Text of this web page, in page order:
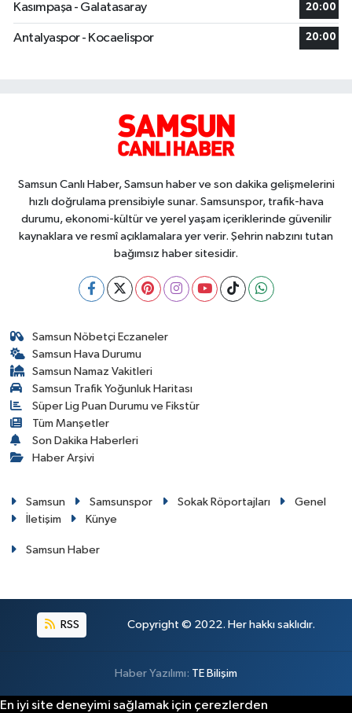
Kasımpaşa - Galatasaray 20:00
Antalyaspor - Kocaelispor 20:00
Samsun Canlı Haber, Samsun haber ve son dakika gelişmelerini
hızlı doğrulama prensibiyle sunar. Samsunspor, trafik-hava
durumu, ekonomi-kültür ve yerel yaşam içeriklerinde güvenilir
kaynaklara ve resmî açıklamalara yer verir. Şehrin nabzını tutan
bağımsız haber sitesidir.
Samsun Nöbetçi Eczaneler
Samsun Hava Durumu
Samsun Namaz Vakitleri
Samsun Trafik Yoğunluk Haritası
Süper Lig Puan Durumu ve Fikstür
Tüm Manşetler
Son Dakika Haberleri
Haber Arşivi
Samsun Samsunspor Sokak Röportajları
Genel
İletişim
Künye
Samsun Haber
RSS Copyright © 2022. Her hakkı saklıdır.
Haber Yazılımı: TE Bilişim
En iyi site deneyimi sağlamak için çerezlerden